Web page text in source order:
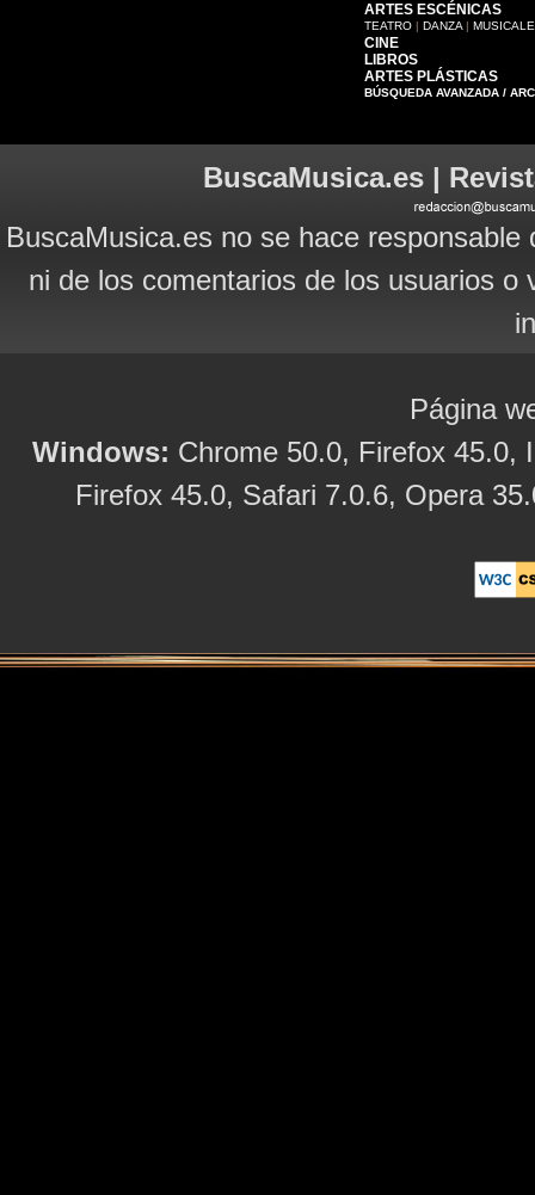
ARTES ESCÉNICAS
TEATRO | DANZA |
CINE
LIBROS
ARTES PLÁSTICAS
BÚSQUEDA AVANZADA /
BuscaMusica.es |
BuscaMusica.es no se hace
ni de los comentarios de los usuarios
Página
Windows: Chrome 50.0, Firefox 45.0,
Firefox 45.0, Safari 7.0.6, Opera